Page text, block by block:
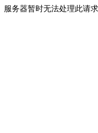
服务器暂时无法处理此请求